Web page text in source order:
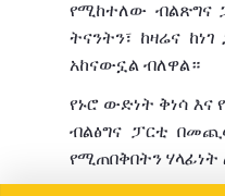
የሚከተለው ብልጽግና
ትናንትን፣ ከዛሬና ከነገ
አከናውኗል ብለዋል።
የኑሮ ውድነት ቅነሳ እና
ብልፅግና ፓርቲ
የሚጠበቅበትን